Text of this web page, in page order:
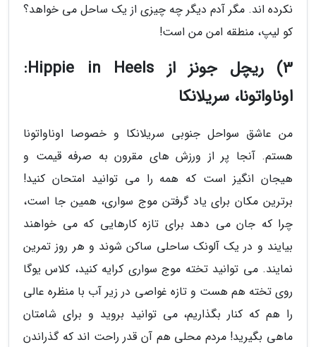
نکرده اند. مگر آدم دیگر چه چیزی از یک ساحل می خواهد؟
کو لیپ، منطقه امن من است!
3) ریچل جونز از Hippie in Heels:
اوناواتونا، سریلانکا
من عاشق سواحل جنوبی سریلانکا و خصوصا اوناواتونا
هستم. آنجا پر از ورزش های مقرون به صرفه قیمت و
هیجان انگیز است که همه را می توانید امتحان کنید!
برترین مکان برای یاد گرفتن موج سواری، همین جا است،
چرا که جان می دهد برای تازه کارهایی که می خواهند
بیایند و در یک آلونک ساحلی ساکن شوند و هر روز تمرین
نمایند. می توانید تخته موج سواری کرایه کنید، کلاس یوگا
روی تخته هم هست و تازه غواصی در زیر آب با منظره عالی
را هم که کنار بگذاریم، می توانید بروید و برای شامتان
ماهی بگیرید! مردم محلی هم آن قدر راحت اند که گذراندن